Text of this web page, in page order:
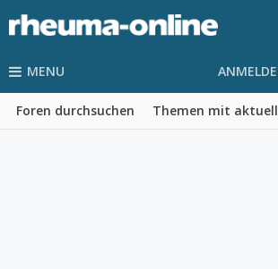
MENU
Foren durchsuchen Themen mit